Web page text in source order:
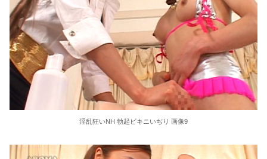
淫乱狂いNH 勃起ビキニいぢり 画像9